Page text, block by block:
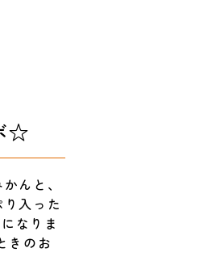
☆
んと、
入った
なりま
きのお